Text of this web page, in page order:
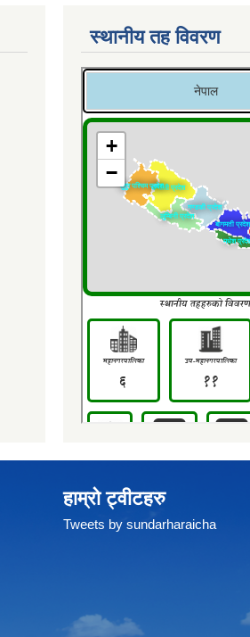
स्थानीय तह विवरण
हाम्रो ट्वीटहरु
Tweets by sundarharaicha